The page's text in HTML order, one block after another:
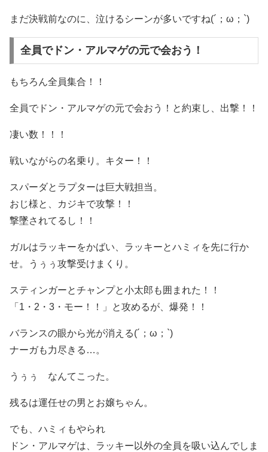
まだ決戦前なのに、泣けるシーンが多いですね(´；ω；`)
全員でドン・アルマゲの元で会おう！
もちろん全員集合！！
全員でドン・アルマゲの元で会おう！と約束し、出撃！！
凄い数！！！
戦いながらの名乗り。キター！！
スパーダとラプターは巨大戦担当。
おじ様と、カジキで攻撃！！
撃墜されてるし！！
ガルはラッキーをかばい、ラッキーとハミィを先に行か
せ。うぅぅ攻撃受けまくり。
スティンガーとチャンプと小太郎も囲まれた！！
「1・2・3・モー！！」と攻めるが、爆発！！
バランスの眼から光が消える(´；ω；`)
ナーガも力尽きる…。
うぅぅ なんてこった。
残るは運任せの男とお嬢ちゃん。
でも、ハミィもやられ
ドン・アルマゲは、ラッキー以外の全員を吸い込んでしま